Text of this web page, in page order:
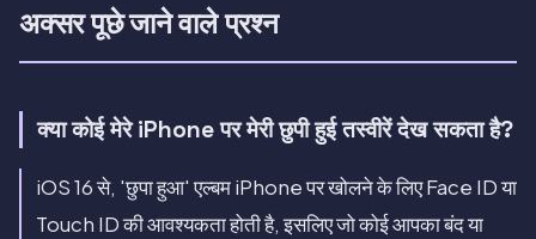
अक्सर पूछे जाने वाले प्रश्न
क्या कोई मेरे iPhone पर मेरी छुपी हुई तस्वीरें देख सकता है?
iOS 16 से, 'छुपा हुआ' एल्बम iPhone पर खोलने के लिए Face ID या
Touch ID की आवश्यकता होती है, इसलिए जो कोई आपका बंद या